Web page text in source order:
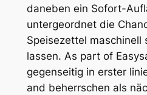
daneben ein Sofort-
untergeordnet die
Speisezettel maschinell
lassen. As part of
gegenseitig in erster
and beherrschen als